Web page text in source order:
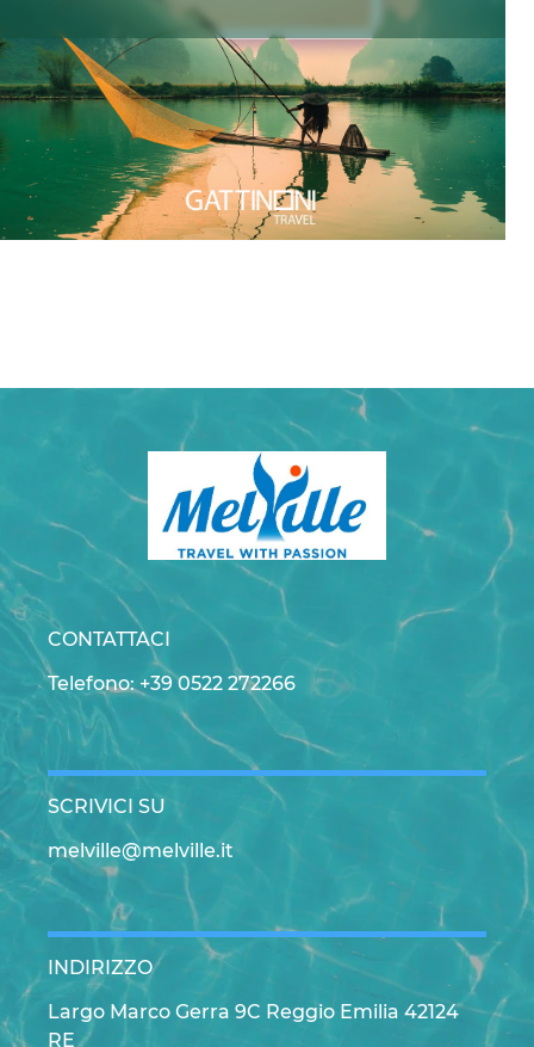
CONTATTACI
Telefono: +39 0522 272266
SCRIVICI SU
melville@melville.it
INDIRIZZO
Largo Marco Gerra 9C Reggio Emilia 42124
RE